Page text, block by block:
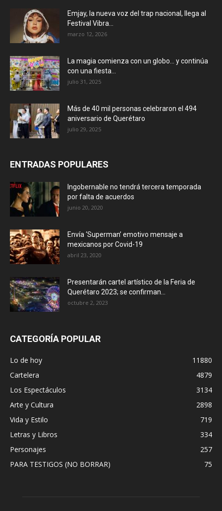
Emjay, la nueva voz del trap nacional, llega al
Festival Vibra...
marzo 12, 2026
La magia comienza con un globo… y continúa
con una fiesta...
julio 31, 2025
Más de 40 mil personas celebraron el 494
aniversario de Querétaro
julio 29, 2025
ENTRADAS POPULARES
Ingobernable no tendrá tercera temporada
por falta de acuerdos
junio 20, 2020
Envía ‘Superman’ emotivo mensaje a
mexicanos por Covid-19
abril 23, 2020
Presentarán cartel artístico de la Feria de
Querétaro 2023; se confirman...
octubre 2, 2023
CATEGORÍA POPULAR
Lo de hoy
11880
Cartelera
4879
Los Espectáculos
3134
Arte y Cultura
2898
Vida y Estilo
719
Letras y Libros
334
Personajes
257
PARA TESTIGOS (NO BORRAR)
75